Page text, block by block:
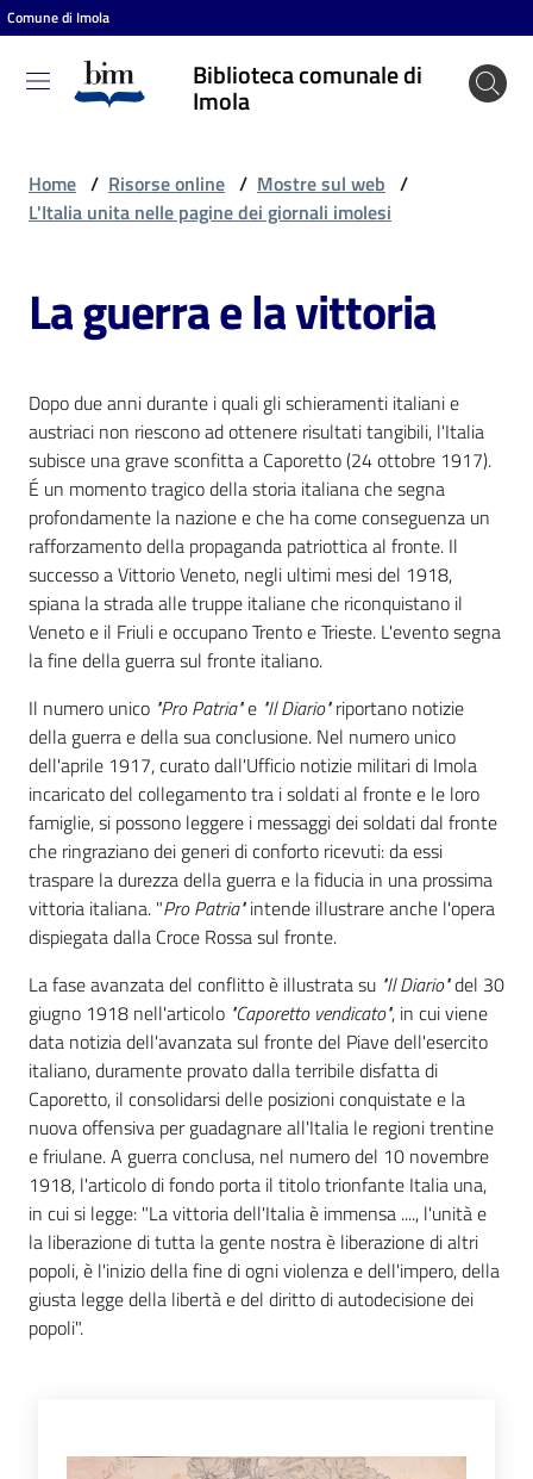
Vai al contenuto
Vai alla navigazione
Vai al footer
Comune di Imola
Biblioteca comunale di
Imola
Biblioteca
comunale
puoi
fare
Scopri
i
contenuti
Risorse
online
Casa
Piani
Archivio
storico
Decentrate
Patto
per
la
lettura
Seguici
su
Home / Risorse online / Mostre sul web /
L'Italia unita nelle pagine dei giornali imolesi
La guerra e la vittoria
Dopo due anni durante i quali gli schieramenti italiani e
austriaci non riescono ad ottenere risultati tangibili, l'Italia
subisce una grave sconfitta a Caporetto (24 ottobre 1917).
É un momento tragico della storia italiana che segna
profondamente la nazione e che ha come conseguenza un
rafforzamento della propaganda patriottica al fronte. Il
successo a Vittorio Veneto, negli ultimi mesi del 1918,
spiana la strada alle truppe italiane che riconquistano il
Veneto e il Friuli e occupano Trento e Trieste. L'evento segna
la fine della guerra sul fronte italiano.
Il numero unico "Pro Patria"e "Il Diario"riportano notizie
della guerra e della sua conclusione. Nel numero unico
dell'aprile 1917, curato dall'Ufficio notizie militari di Imola
incaricato del collegamento tra i soldati al fronte e le loro
famiglie, si possono leggere i messaggi dei soldati dal fronte
che ringraziano dei generi di conforto ricevuti: da essi
traspare la durezza della guerra e la fiducia in una prossima
vittoria italiana. "Pro Patria"intende illustrare anche l'opera
dispiegata dalla Croce Rossa sul fronte.
La fase avanzata del conflitto è illustrata su "Il Diario"del 30
giugno 1918 nell'articolo "Caporetto vendicato", in cui viene
data notizia dell'avanzata sul fronte del Piave dell'esercito
italiano, duramente provato dalla terribile disfatta di
Caporetto, il consolidarsi delle posizioni conquistate e la
nuova offensiva per guadagnare all'Italia le regioni trentine
e friulane. A guerra conclusa, nel numero del 10 novembre
1918, l'articolo di fondo porta il titolo trionfante Italia una,
in cui si legge: "La vittoria dell'Italia è immensa ...., l'unità e
la liberazione di tutta la gente nostra è liberazione di altri
popoli, è l'inizio della fine di ogni violenza e dell'impero, della
giusta legge della libertà e del diritto di autodecisione dei
popoli".